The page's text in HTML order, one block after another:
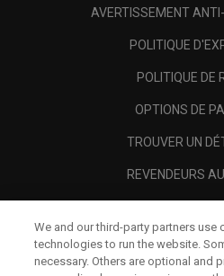
AVERTISSEMENT
POLITIQUE
POLITIQUE DE
OPTIONS DE
TROUVER UN
REVENDEURS
A PROPOS
MENTIONS
We and our third-party partners use
technologies to run the website.
necessary. Others are optional and